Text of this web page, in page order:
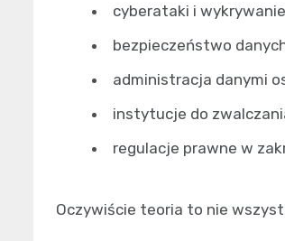
cyberataki i
bezpieczeństwo
administracja danymi
instytucje do
regulacje prawne w
Oczywiście teoria to nie